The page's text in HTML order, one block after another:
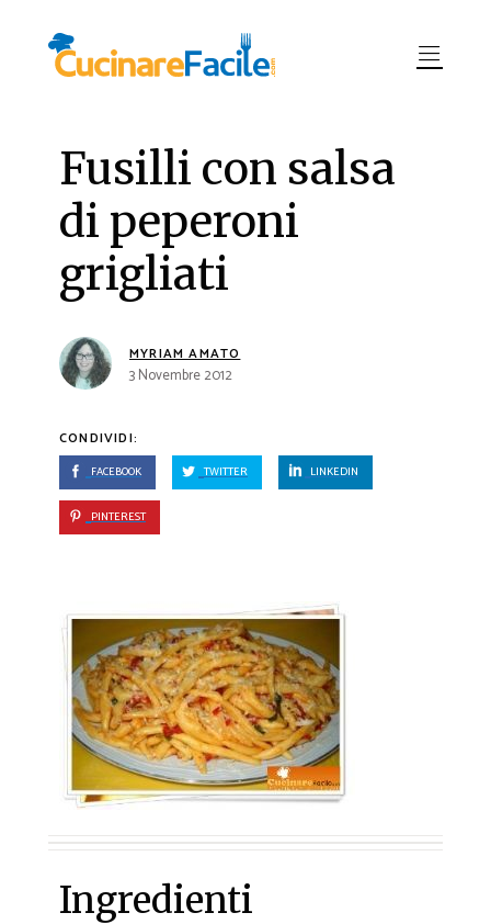
Fusilli con salsa
di peperoni
grigliati
MYRIAM AMATO
3 Novembre 2012
CONDIVIDI:
FACEBOOK TWITTER LINKEDIN
PINTEREST
Ingredienti